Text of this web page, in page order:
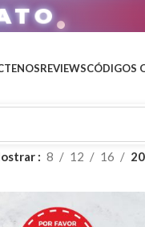
REVIEWSCÓDIGOS
8 12 16 20